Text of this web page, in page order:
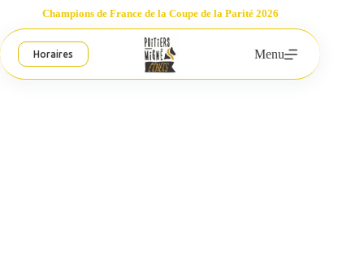
contenu
Champions de France de la Coupe de la Parité 2026
Horaires Menu